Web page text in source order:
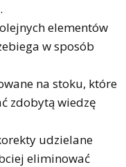
elementów
w sposób
na stoku, które
zdobytą wiedzę
udzielane
eliminować